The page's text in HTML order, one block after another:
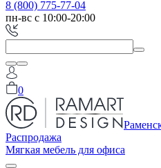
8 (800) 775-77-04
пн-вс с 10:00-20:00
0
Распродажа
Мягкая мебель для офиса